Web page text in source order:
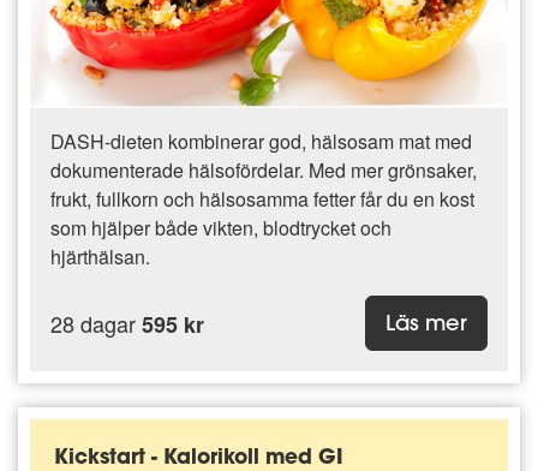
DASH-dieten kombinerar god, hälsosam mat med
dokumenterade hälsofördelar. Med mer grönsaker,
frukt, fullkorn och hälsosamma fetter får du en kost
som hjälper både vikten, blodtrycket och
hjärthälsan.
28 dagar595 kr Läs mer
Kickstart - Kalorikoll med GI